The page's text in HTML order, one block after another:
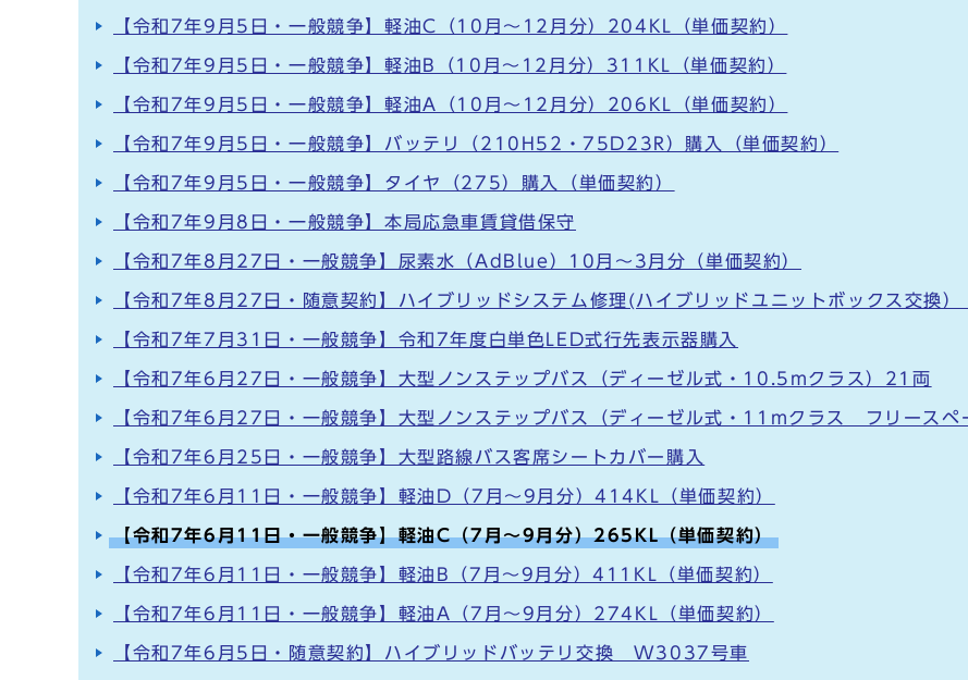
【令和7年9月5日・一般競争】軽油C（10月～12月分）204KL（単価契約）
【令和7年9月5日・一般競争】軽油B（10月～12月分）311KL（単価契約）
【令和7年9月5日・一般競争】軽油A（10月～12月分）206KL（単価契約）
【令和7年9月5日・一般競争】バッテリ（210H52・75D23R）購入（単価契約）
【令和7年9月5日・一般競争】タイヤ（275）購入（単価契約）
【令和7年9月8日・一般競争】本局応急車賃貸借保守
【令和7年8月27日・一般競争】尿素水（AdBlue）10月～3月分（単価契約）
【令和7年8月27日・随意契約】ハイブリッドシステム修理(ハイブリッドユニットボックス交
【令和7年7月31日・一般競争】令和7年度白単色LED式行先表示器購入
【令和7年6月27日・一般競争】大型ノンステップバス（ディーゼル式・10.5mクラス）21両
【令和7年6月27日・一般競争】大型ノンステップバス（ディーゼル式・11mクラス フリースペ
【令和7年6月25日・一般競争】大型路線バス客席シートカバー購入
【令和7年6月11日・一般競争】軽油D（7月～9月分）414KL（単価契約）
【令和7年6月11日・一般競争】軽油C（7月～9月分）265KL（単価契約）
【令和7年6月11日・一般競争】軽油B（7月～9月分）411KL（単価契約）
【令和7年6月11日・一般競争】軽油A（7月～9月分）274KL（単価契約）
【令和7年6月5日・随意契約】ハイブリッドバッテリ交換 W3037号車